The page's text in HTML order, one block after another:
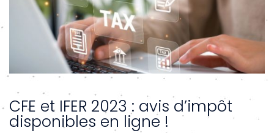
CFE et IFER 2023 : avis d’impôt
disponibles en ligne !